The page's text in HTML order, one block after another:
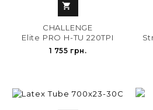

CHALLENGE
Elite PRO H-TU 220TPI
1 755 грн.